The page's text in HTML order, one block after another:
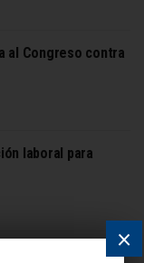
al Congreso contra
laboral para
13% en primer
×